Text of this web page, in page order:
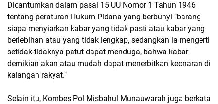
Dicantumkan dalam pasal 15 UU Nomor 1 Tahun 1946
tentang peraturan Hukum Pidana yang berbunyi "barang
siapa menyiarkan kabar yang tidak pasti atau kabar yang
berlebihan atau yang tidak lengkap, sedangkan ia mengerti
setidak-tidaknya patut dapat menduga, bahwa kabar
demikian akan atau mudah dapat menerbitkan keonaran di
kalangan rakyat."
Selain itu, Kombes Pol Misbahul Munauwarah juga berkata